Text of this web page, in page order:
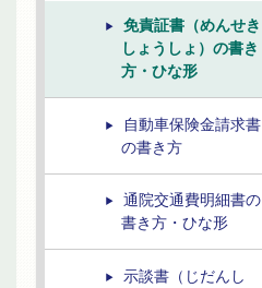
免責証書（めんせき
しょうしょ）の書き
方・ひな形
自動車保険金請求書
の書き方
通院交通費明細書の
書き方・ひな形
示談書（じだんし